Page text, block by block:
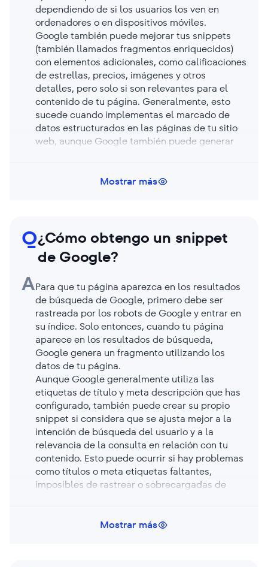
dependiendo de si los usuarios los ven en
ordenadores o en dispositivos móviles.
Google también puede mejorar tus snippets
(también llamados fragmentos enriquecidos)
con elementos adicionales, como calificaciones
de estrellas, precios, imágenes y otros
detalles, pero solo si son relevantes para el
contenido de tu página. Generalmente, esto
sucede cuando implementas el marcado de
datos estructurados en las páginas de tu sitio
web, aunque Google también puede generar
Mostrar más
Q¿Cómo obtengo un snippet
de Google?
APara que tu página aparezca en los resultados
de búsqueda de Google, primero debe ser
rastreada por los robots de Google y entrar en
su índice. Solo entonces, cuando tu página
aparece en los resultados de búsqueda,
Google genera un fragmento utilizando los
datos de tu página.
Aunque Google generalmente utiliza las
etiquetas de título y meta descripción que has
configurado, también puede crear su propio
snippet si considera que se ajusta mejor a la
intención de búsqueda del usuario y a la
relevancia de la consulta en relación con tu
contenido. Esto puede ocurrir si hay problemas
como títulos o meta etiquetas faltantes,
imposibles de rastrear o sobrecargadas de
relevantes para el contenido de la página.
Mostrar más